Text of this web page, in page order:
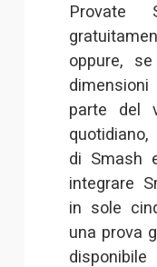
Provate
oppure,
parte del
di Smash
integrare
in sole
una prova